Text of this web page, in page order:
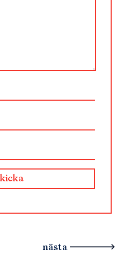
nästa